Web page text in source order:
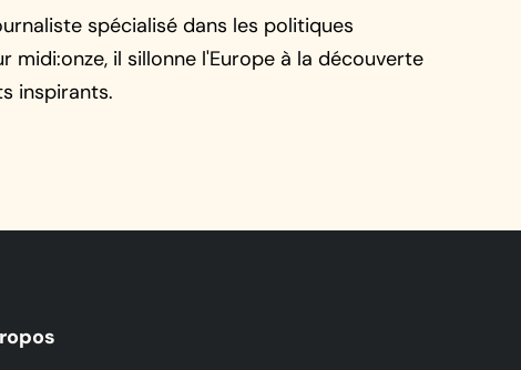
spécialisé dans les politiques
midi:onze, il sillonne l'Europe à la découverte
inspirants.